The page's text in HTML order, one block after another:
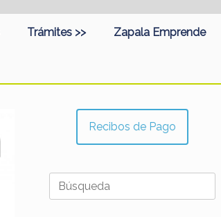
Trámites >> Zapala Emprende
Recibos de Pago
Buscar: